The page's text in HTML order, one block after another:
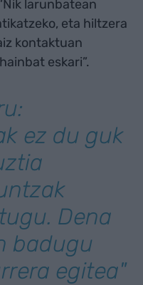
larunbatean
eta hiltzera
kontaktuan
eskari”.
ez du guk
Dena
badugu
egitea"